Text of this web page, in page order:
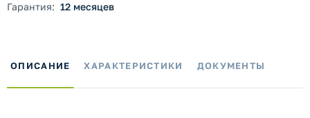
Гарантия: 12 месяцев
ОПИСАНИЕ ХАРАКТЕРИСТИКИ ДОКУМЕНТЫ